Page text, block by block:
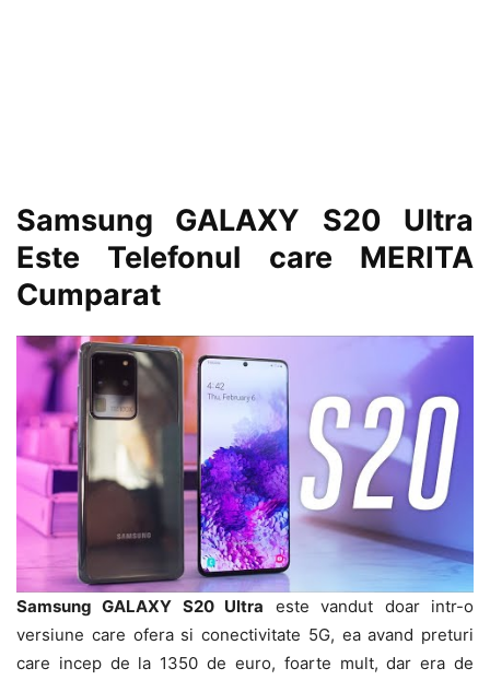
Samsung GALAXY S20 Ultra
Este Telefonul care MERITA
Cumparat
Samsung GALAXY S20 Ultra este vandut doar intr-o
versiune care ofera si conectivitate 5G, ea avand preturi
care incep de la 1350 de euro, foarte mult, dar era de